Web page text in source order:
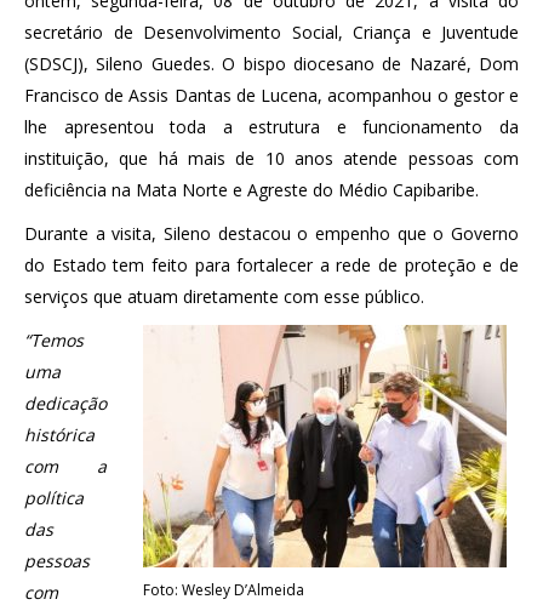
secretário de Desenvolvimento Social, Criança e Juventude
(SDSCJ), Sileno Guedes. O bispo diocesano de Nazaré, Dom
Francisco de Assis Dantas de Lucena, acompanhou o gestor e
lhe apresentou toda a estrutura e funcionamento da
instituição, que há mais de 10 anos atende pessoas com
deficiência na Mata Norte e Agreste do Médio Capibaribe.
Durante a visita, Sileno destacou o empenho que o Governo
do Estado tem feito para fortalecer a rede de proteção e de
serviços que atuam diretamente com esse público.
Foto: Wesley D’Almeida
“Temos
uma
dedicação
histórica
com a
política
das
pessoas
com